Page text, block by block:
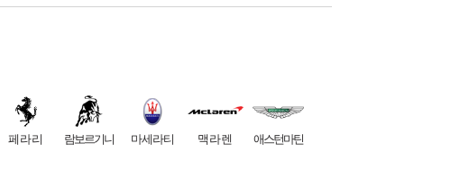
페라리 람보르기니 마세라티 맥라렌 애스턴마틴